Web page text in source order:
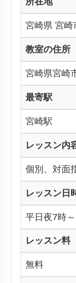
宮崎県 宮崎
教室の住所
宮崎県宮崎
最寄駅
宮崎駅
レッスン内
個別、対面
レッスン日
平日夜7時
レッスン料
無料